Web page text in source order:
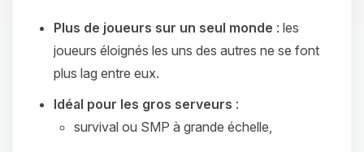
Plus de joueurs sur un seul monde : les
joueurs éloignés les uns des autres ne se font
plus lag entre eux.
Idéal pour les gros serveurs :
survival ou SMP à grande échelle,